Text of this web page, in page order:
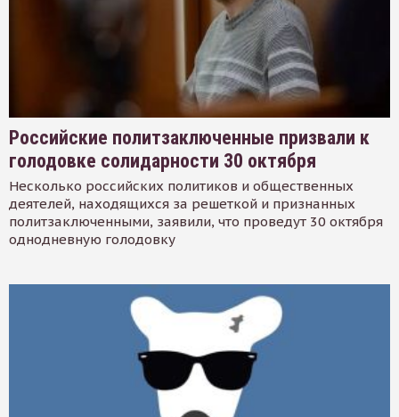
Российские политзаключенные призвали к
голодовке солидарности 30 октября
Несколько российских политиков и общественных
деятелей, находящихся за решеткой и признанных
политзаключенными, заявили, что проведут 30 октября
однодневную голодовку